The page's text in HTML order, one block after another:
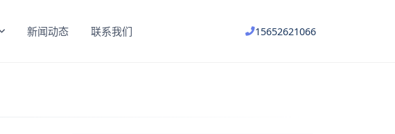
新闻动态 联系我们 15652621066